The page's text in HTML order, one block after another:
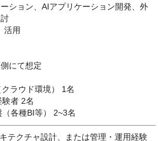
ション、AIアプリケーション開発、外
活用
にて想定
ラウド環境） 1名
者 2名
各種BI等） 2~3名
テクチャ設計、または管理・運用経験